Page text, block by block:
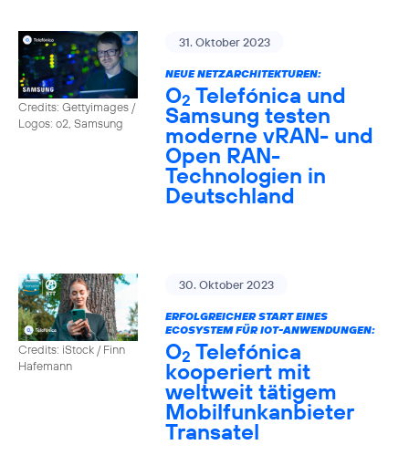
Credits: Gettyimages /
Logos: o2, Samsung
31. Oktober 2023
NEUE NETZARCHITEKTUREN:
O2 Telefónica und
Samsung testen
moderne vRAN- und
Open RAN-
Technologien in
Deutschland
Credits: iStock / Finn
Hafemann
30. Oktober 2023
ERFOLGREICHER START EINES
ECOSYSTEM FÜR IOT-ANWENDUNGEN:
O2 Telefónica
kooperiert mit
weltweit tätigem
Mobilfunkanbieter
Transatel